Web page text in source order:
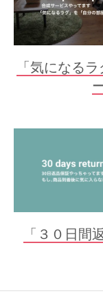
「気になる
「３０日間